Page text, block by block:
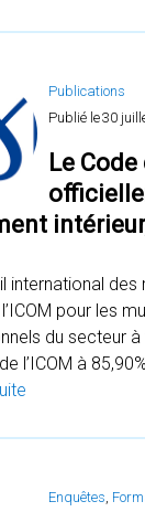
Publications
Publié le30
Le
international
pour les
du secteur
l’ICOM à
Enquêtes,